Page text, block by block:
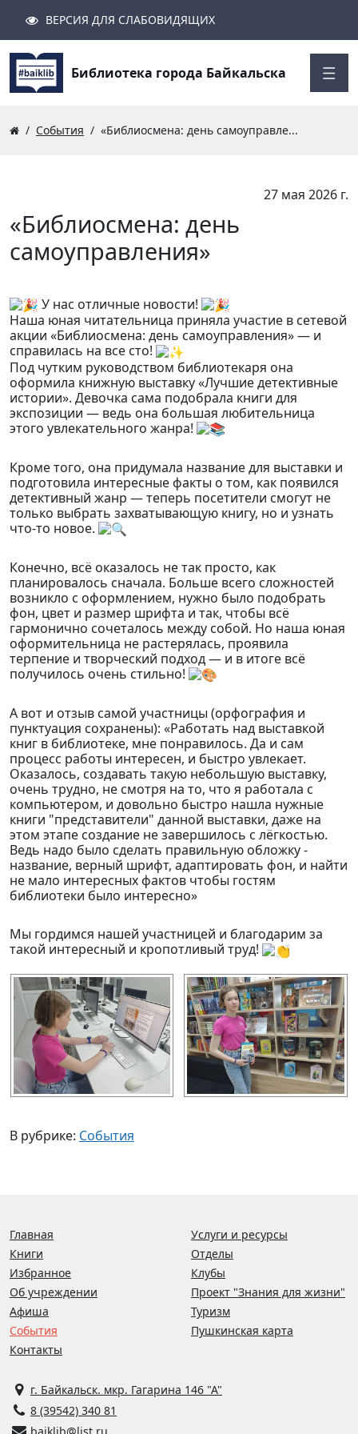
27 мая 2026 г.
«Библиосмена: день
самоуправления»
У нас отличные новости!
Наша юная читательница приняла участие в сетевой
акции «Библиосмена: день самоуправления» — и
справилась на все сто!
Под чутким руководством библиотекаря она
оформила книжную выставку «Лучшие детективные
истории». Девочка сама подобрала книги для
экспозиции — ведь она большая любительница
этого увлекательного жанра!
Кроме того, она придумала название для выставки и
подготовила интересные факты о том, как появился
детективный жанр — теперь посетители смогут не
только выбрать захватывающую книгу, но и узнать
что-то новое.
Конечно, всё оказалось не так просто, как
планировалось сначала. Больше всего сложностей
возникло с оформлением, нужно было подобрать
фон, цвет и размер шрифта и так, чтобы всё
гармонично сочеталось между собой. Но наша юная
оформительница не растерялась, проявила
терпение и творческий подход — и в итоге всё
получилось очень стильно!
А вот и отзыв самой участницы (орфография и
пунктуация сохранены): «Работать над выставкой
книг в библиотеке, мне понравилось. Да и сам
процесс работы интересен, и быстро увлекает.
Оказалось, создавать такую небольшую выставку,
очень трудно, не смотря на то, что я работала с
компьютером, и довольно быстро нашла нужные
книги "представители" данной выставки, даже на
этом этапе создание не завершилось с лёгкостью.
Ведь надо было сделать правильную обложку -
название, верный шрифт, адаптировать фон, и найти
не мало интересных фактов чтобы гостям
библиотеки было интересно»
Мы гордимся нашей участницей и благодарим за
такой интересный и кропотливый труд!
В рубрике: События
Поиск
Найти
ВЕРСИЯ ДЛЯ СЛАБОВИДЯЩИХ
Библиотека города Байкальска
События «Библиосмена: день самоуправле...
г. Байкальск. мкр. Гагарина 146 "А"
8 (39542) 340 81
Главная
Книги
Избранное
Об учреждении
Афиша
События
Контакты
Услуги и ресурсы
Отделы
Клубы
Проект "Знания для жизни"
Туризм
Пушкинская карта